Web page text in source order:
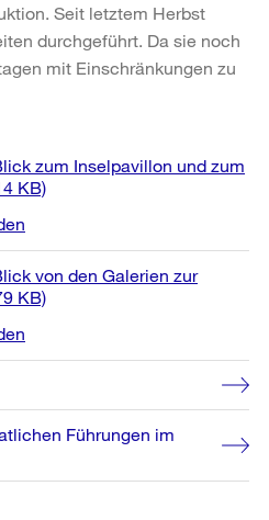
Seit letztem Herbst
durchgeführt. Da sie noch
mit Einschränkungen zu
zum Inselpavillon und zum
KB)
von den Galerien zur
KB)
Führungen im